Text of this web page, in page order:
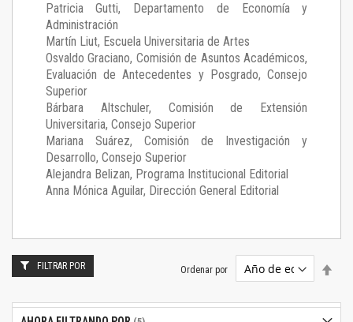
Patricia Gutti, Departamento de Economía y
Administración
Martín Liut, Escuela Universitaria de Artes
Osvaldo Graciano, Comisión de Asuntos Académicos,
Evaluación de Antecedentes y Posgrado, Consejo
Superior
Bárbara Altschuler, Comisión de Extensión
Universitaria, Consejo Superior
Mariana Suárez, Comisión de Investigación y
Desarrollo, Consejo Superior
Alejandra Belizan, Programa Institucional Editorial
Anna Mónica Aguilar, Dirección General Editorial
Ordenar por
FILTRAR POR